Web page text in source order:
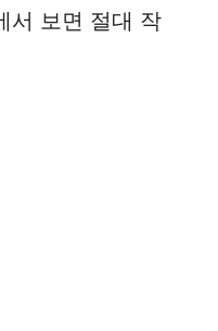
서 보면 절대 작